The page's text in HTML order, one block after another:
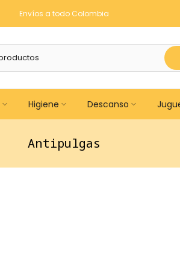
Envíos a todo Colombia
Higiene Descanso
Antipulgas